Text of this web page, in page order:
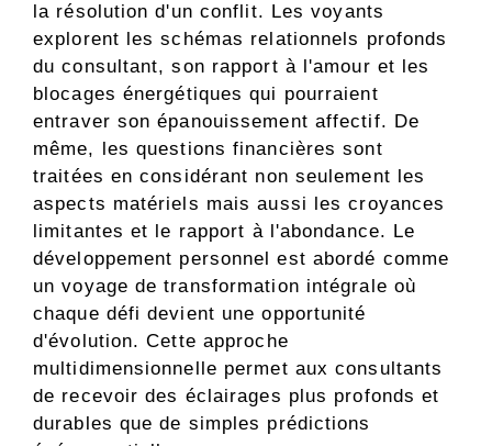
la résolution d'un conflit. Les voyants
explorent les schémas relationnels profonds
du consultant, son rapport à l'amour et les
blocages énergétiques qui pourraient
entraver son épanouissement affectif. De
même, les questions financières sont
traitées en considérant non seulement les
aspects matériels mais aussi les croyances
limitantes et le rapport à l'abondance. Le
développement personnel est abordé comme
un voyage de transformation intégrale où
chaque défi devient une opportunité
d'évolution. Cette approche
multidimensionnelle permet aux consultants
de recevoir des éclairages plus profonds et
durables que de simples prédictions